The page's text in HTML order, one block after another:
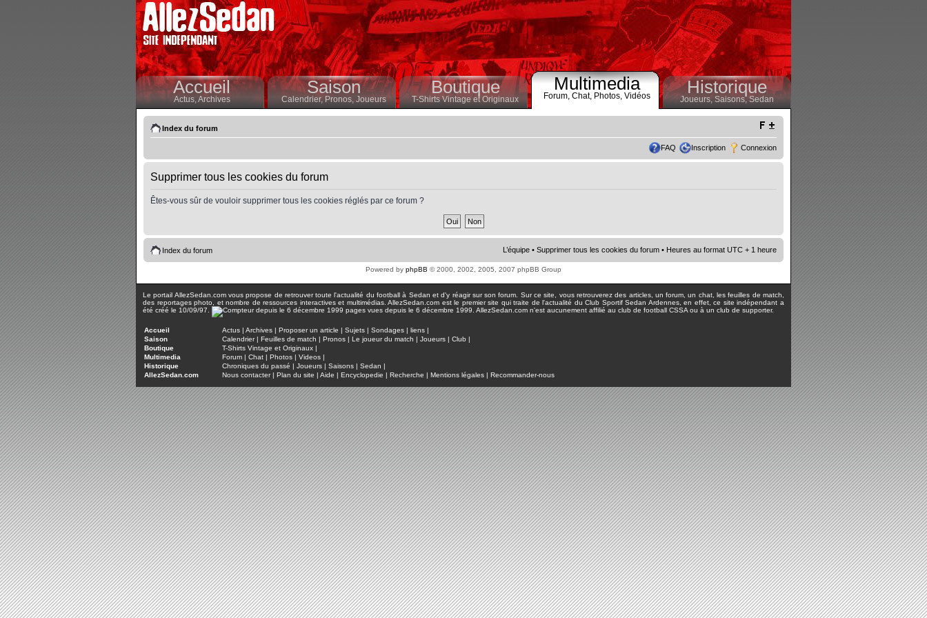
Accueil
Actus,Archives
Saison
Calendrier,Pronos, Joueurs
Boutique
T-Shirts Vintage et Originaux
Multimedia
Forum, Chat, Photos, Vidéos Historique
Joueurs, Saisons,Sedan
Index du forum
FAQ Inscription Connexion
Supprimer tous les cookies du forum
Êtes-vous sûr de vouloir supprimer tous les cookies réglés par ce forum ?
Index du forum L’équipe • Supprimer tous les cookies du forum • Heures au format UTC + 1 heure
Powered by phpBB © 2000, 2002, 2005, 2007 phpBB Group
Le portail AllezSedan.com vous propose de retrouver toute l'actualité du football à Sedan et d'y réagir sur son forum. Sur ce site, vous retrouverez des articles, un forum, un chat, les feuilles de match,
des reportages photo, et nombre de ressources interactives et multimédias. AllezSedan.com est le premier site qui traite de l'actualité du Club Sportif Sedan Ardennes, en effet, ce site indépendant a
été créé le 10/09/97.
pages vues depuis le 6 décembre 1999. AllezSedan.com n'est aucunement affilié au club de football CSSA ou à un club de supporter.
Accueil Actus | Archives | Proposer un article | Sujets | Sondages | liens |
Saison
Calendrier| Feuilles de match | Pronos | Le joueur du match | Joueurs | Club |
Boutique
T-Shirts Vintage et Originaux |
Multimedia
Forum | Chat | Photos | Videos |
Historique
Chroniques du passé | Joueurs | Saisons | Sedan |
AllezSedan.com
Nous contacter| Plan du site | Aide | Encyclopedie | Recherche | Mentions légales | Recommander-nous